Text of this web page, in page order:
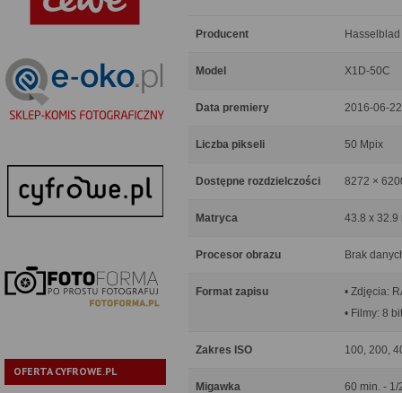
OFERTA CYFROWE.PL
Producent Hasselblad
Model X1D-50C
Data premiery 2016-06-22
Liczba pikseli 50 Mpix
Dostępne rozdzielczości 8272 ×
Matryca 43.8 x 32.9
Procesor obrazu Brak
Format zapisu
• Zdjęcia:
• Filmy: 8
Zakres ISO 100, 200,
Migawka 60 min. - 1/